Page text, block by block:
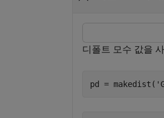
디폴트 모수 값을
pd = makedist(